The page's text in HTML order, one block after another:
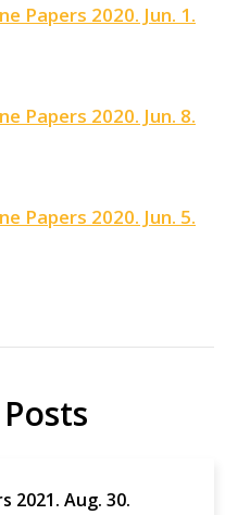
Papers 2020. Jun. 1.
Papers 2020. Jun. 8.
Papers 2020. Jun. 5.
2021. Aug. 30.